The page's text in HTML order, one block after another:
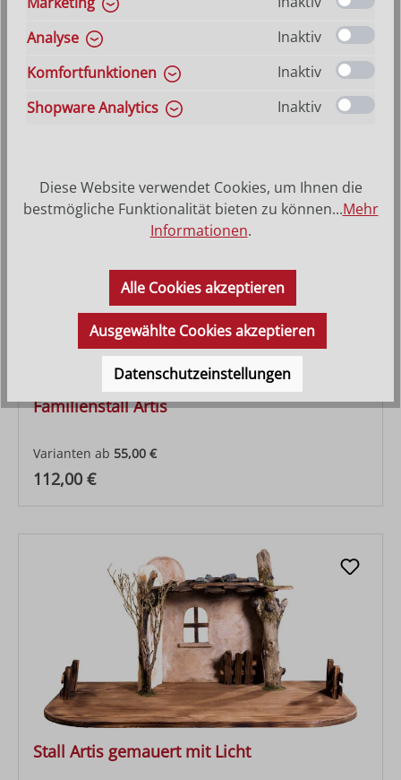
Stall Artis gemauert
Varianten ab77,00 €
Familienstall Artis
Varianten ab 55,00 €
Regulärer Preis:
112,00 €
Stall Artis gemauert mit Licht
Analyse
Inaktiv
Komfortfunktionen
Inaktiv
Shopware Analytics
Inaktiv
Diese Website verwendet Cookies, um Ihnen die
bestmögliche Funktionalität bieten zu können...Mehr
Informationen.
Alle Cookies akzeptieren
Ausgewählte Cookies akzeptieren
Datenschutzeinstellungen